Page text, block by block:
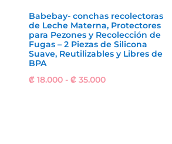
Babebay- conchas recolectoras
de Leche Materna, Protectores
para Pezones y Recolección de
Fugas – 2 Piezas de Silicona
Suave, Reutilizables y Libres de
BPA
₡ 18.000 - ₡ 35.000Rango